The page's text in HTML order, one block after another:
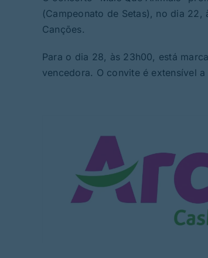
(Campeonato de Setas), no dia
Canções.
Para o dia 28, às 23h00, está
vencedora. O convite é extensível